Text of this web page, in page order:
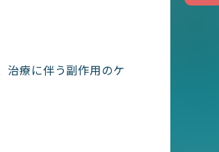
治療に伴う副作用のケ